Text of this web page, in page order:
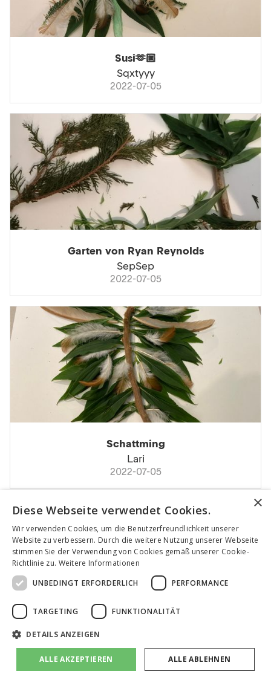
Susi🫶🏼
Sqxtyyy
2022-07-05
Garten von Ryan Reynolds
SepSep
2022-07-05
Schattming
Lari
2022-07-05
Spinne Günter
×
Diese Webseite verwendet Cookies.
Wir verwenden Cookies, um die Benutzerfreundlichkeit unserer
Website zu verbessern. Durch die weitere Nutzung unserer Webseite
stimmen Sie der Verwendung von Cookies gemäß unserer Cookie-
Richtlinie zu. Weitere Informationen
UNBEDINGT ERFORDERLICH
PERFORMANCE
TARGETING FUNKTIONALITÄT
DETAILS ANZEIGEN
ALLE AKZEPTIEREN ALLE ABLEHNEN